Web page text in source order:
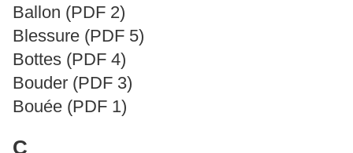
Ballon (PDF 2)
Blessure (PDF 5)
Bottes (PDF 4)
Bouder (PDF 3)
Bouée (PDF 1)
C